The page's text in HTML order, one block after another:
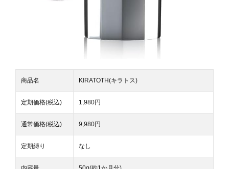
商品名 KIRATOTH(キラトス)
定期価格(税込) 1,980円
通常価格(税込) 9,980円
定期縛り なし